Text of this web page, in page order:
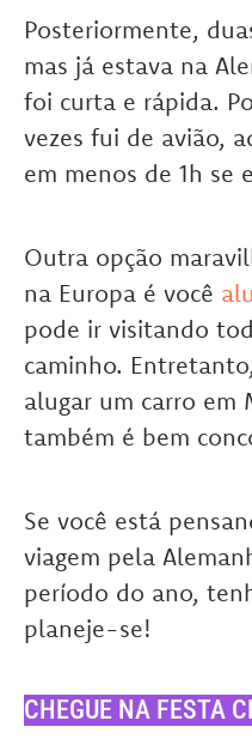
Posteriormente,
mas já estava na
foi curta e rápida.
vezes fui de avião,
em menos de 1h se
Outra opção
na Europa é você
pode ir visitando
caminho.
alugar um carro em
também é bem
Se você está
viagem pela
período do ano,
planeje-se!
CHEGUE NA FESTA